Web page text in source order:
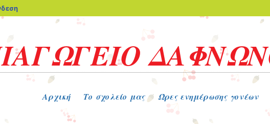
blogs.sch.gr
Αρχική Το σχολείο μας Ώρες ενημέρωσης γονέων